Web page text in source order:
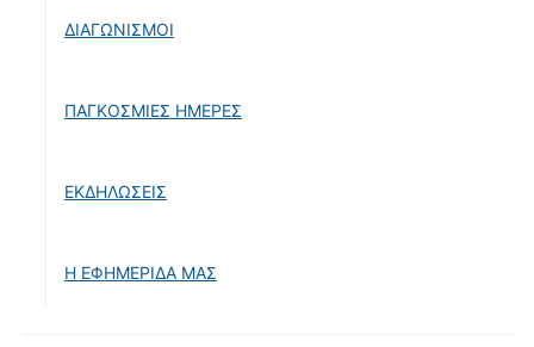
ΔΙΑΓΩΝΙΣΜΟΙ
ΠΑΓΚΟΣΜΙΕΣ ΗΜΕΡΕΣ
ΕΚΔΗΛΩΣΕΙΣ
Η ΕΦΗΜΕΡΙΔΑ ΜΑΣ